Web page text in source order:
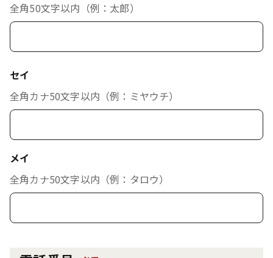
全角50文字以内（例：太郎）
セイ
全角カナ50文字以内（例：ミヤウチ）
メイ
全角カナ50文字以内（例：タロウ）